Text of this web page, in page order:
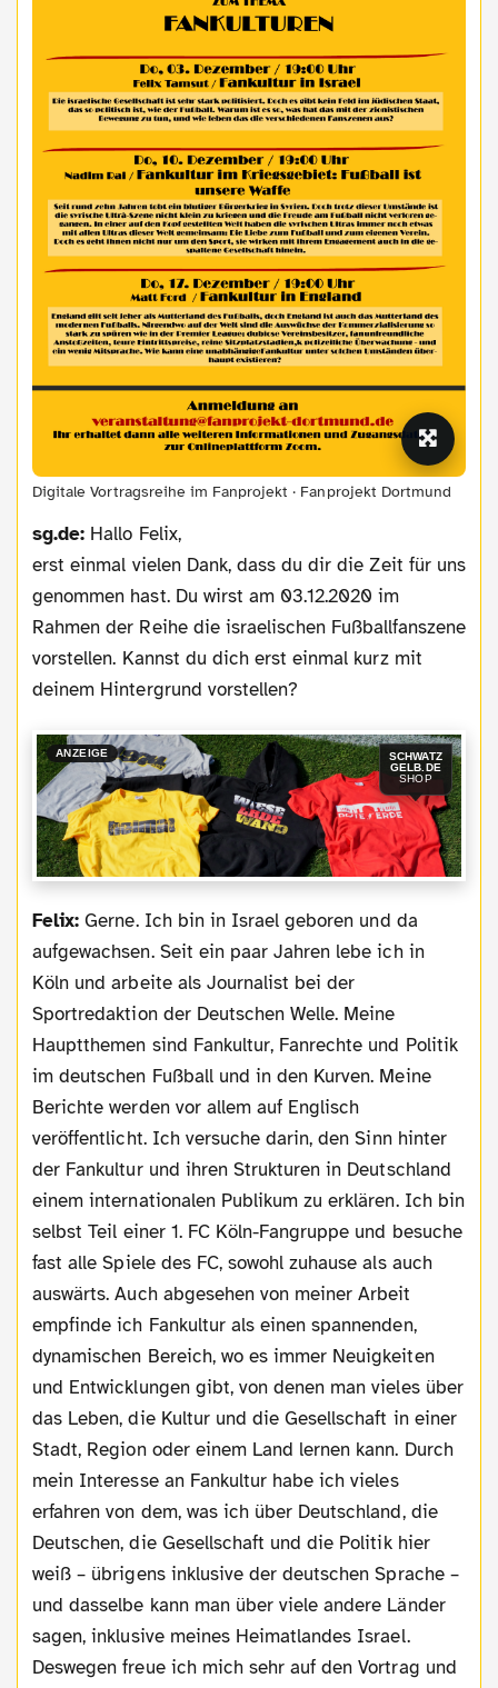
Digitale Vortragsreihe im Fanprojekt · Fanprojekt Dortmund
sg.de: Hallo Felix,
erst einmal vielen Dank, dass du dir die Zeit für uns
genommen hast. Du wirst am 03.12.2020 im
Rahmen der Reihe die israelischen Fußballfanszene
vorstellen. Kannst du dich erst einmal kurz mit
deinem Hintergrund vorstellen?
ANZEIGE
SCHWATZ
GELB.DE
SHOP
Felix:Gerne. Ich bin in Israel geboren und da
aufgewachsen. Seit ein paar Jahren lebe ich in
Köln und arbeite als Journalist bei der
Sportredaktion der Deutschen Welle. Meine
Hauptthemen sind Fankultur, Fanrechte und Politik
im deutschen Fußball und in den Kurven. Meine
Berichte werden vor allem auf Englisch
veröffentlicht. Ich versuche darin, den Sinn hinter
der Fankultur und ihren Strukturen in Deutschland
einem internationalen Publikum zu erklären. Ich bin
selbst Teil einer 1. FC Köln-Fangruppe und besuche
fast alle Spiele des FC, sowohl zuhause als auch
auswärts. Auch abgesehen von meiner Arbeit
empfinde ich Fankultur als einen spannenden,
dynamischen Bereich, wo es immer Neuigkeiten
und Entwicklungen gibt, von denen man vieles über
das Leben, die Kultur und die Gesellschaft in einer
Stadt, Region oder einem Land lernen kann. Durch
mein Interesse an Fankultur habe ich vieles
erfahren von dem, was ich über Deutschland, die
Deutschen, die Gesellschaft und die Politik hier
weiß – übrigens inklusive der deutschen Sprache –
und dasselbe kann man über viele andere Länder
sagen, inklusive meines Heimatlandes Israel.
Deswegen freue ich mich sehr auf den Vortrag und